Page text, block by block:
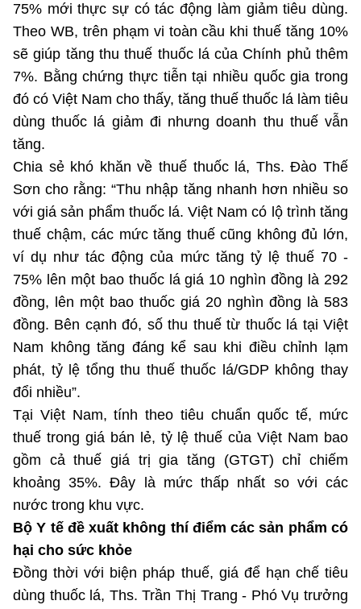
75% mới thực sự có tác động làm giảm tiêu dùng.
Theo WB, trên phạm vi toàn cầu khi thuế tăng 10%
sẽ giúp tăng thu thuế thuốc lá của Chính phủ thêm
7%. Bằng chứng thực tiễn tại nhiều quốc gia trong
đó có Việt Nam cho thấy, tăng thuế thuốc lá làm tiêu
dùng thuốc lá giảm đi nhưng doanh thu thuế vẫn
tăng.
Chia sẻ khó khăn về thuế thuốc lá, Ths. Đào Thế
Sơn cho rằng: “Thu nhập tăng nhanh hơn nhiều so
với giá sản phẩm thuốc lá. Việt Nam có lộ trình tăng
thuế chậm, các mức tăng thuế cũng không đủ lớn,
ví dụ như tác động của mức tăng tỷ lệ thuế 70 -
75% lên một bao thuốc lá giá 10 nghìn đồng là 292
đồng, lên một bao thuốc giá 20 nghìn đồng là 583
đồng. Bên cạnh đó, số thu thuế từ thuốc lá tại Việt
Nam không tăng đáng kể sau khi điều chỉnh lạm
phát, tỷ lệ tổng thu thuế thuốc lá/GDP không thay
đổi nhiều”.
Tại Việt Nam, tính theo tiêu chuẩn quốc tế, mức
thuế trong giá bán lẻ, tỷ lệ thuế của Việt Nam bao
gồm cả thuế giá trị gia tăng (GTGT) chỉ chiếm
khoảng 35%. Đây là mức thấp nhất so với các
nước trong khu vực.
Bộ Y tế đề xuất không thí điểm các sản phẩm có
hại cho sức khỏe
Đồng thời với biện pháp thuế, giá để hạn chế tiêu
dùng thuốc lá, Ths. Trần Thị Trang - Phó Vụ trưởng